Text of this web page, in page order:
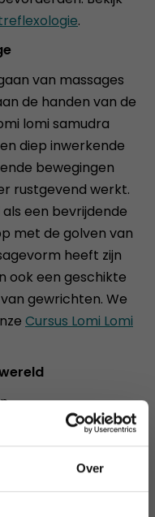
Over
.
van massages
de handen van de
lomi samudra
diep inwerkende
bewegingen
rustgevend werkt.
een bevrijdende
met de golven van
heeft zijn
ook een geschikte
gewrichten. We
Cursus Lomi Lomi
een kleine greep
er bestaan binnen
meer om te
daar graag meer van